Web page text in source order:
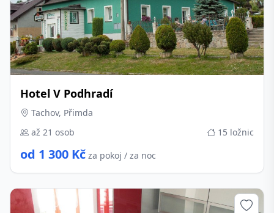
Hotel V Podhradí
Tachov, Přimda
až 21 osob
15 ložnic
od 1 300 Kč za pokoj / za noc